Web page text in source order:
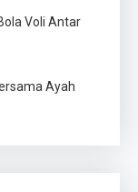
Voli Antar
Ayah